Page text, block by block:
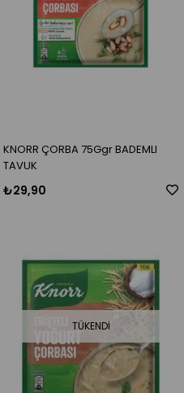
KNORR ÇORBA 75Ggr BADEMLI
TAVUK
₺29,90
TÜKENDI